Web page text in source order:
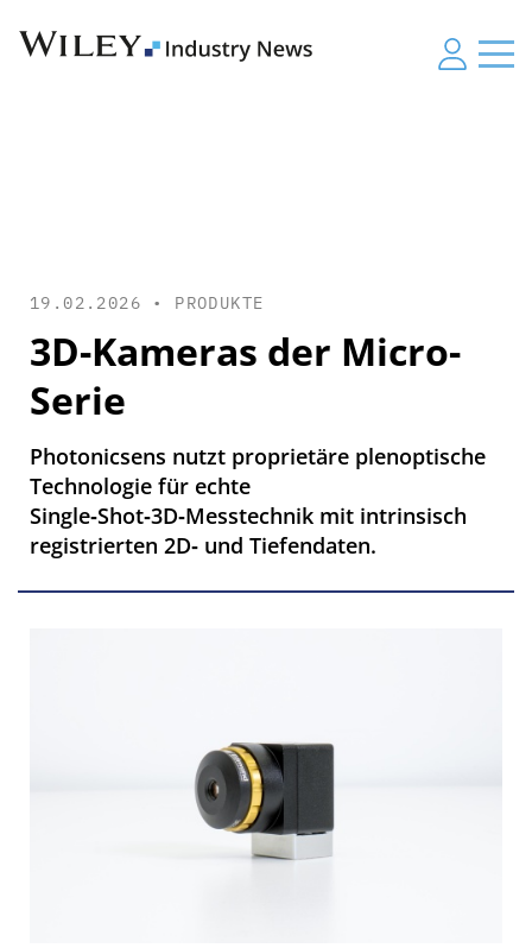
19.02.2026 • PRODUKTE
3D-Kameras der Micro-
Serie
Photonicsens nutzt proprietäre plenoptische
Technologie für echte
Single‑Shot‑3D‑Messtechnik mit intrinsisch
registrierten 2D‑ und Tiefendaten.